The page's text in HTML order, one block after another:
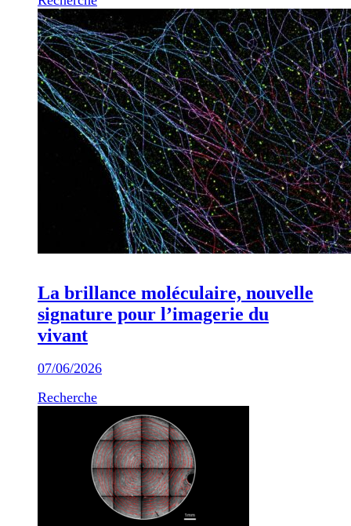
La brillance moléculaire, nouvelle
signature pour l’imagerie du
vivant
07/06/2026
Recherche